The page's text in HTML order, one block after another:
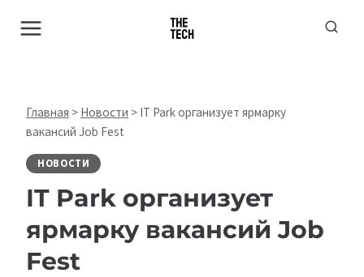
Главная > Новости > IT Park организует ярмарку
вакансий Job Fest
НОВОСТИ
IT Park организует
ярмарку вакансий Job
Fest